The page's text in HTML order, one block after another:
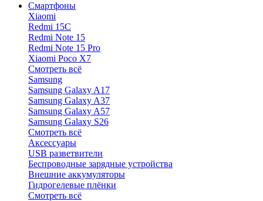
Смартфоны
Xiaomi
Redmi 15C
Redmi Note 15
Redmi Note 15 Pro
Xiaomi Poco X7
Смотреть всё
Samsung
Samsung Galaxy A17
Samsung Galaxy A37
Samsung Galaxy A57
Samsung Galaxy S26
Смотреть всё
Аксессуары
USB разветвители
Беспроводные зарядные устройства
Внешние аккумуляторы
Гидрогелевые плёнки
Смотреть всё